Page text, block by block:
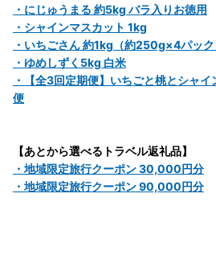
・にじゅうまる 約5kg バラ入りお徳用
・シャインマスカット 1kg
・いちごさん 約1kg（約250g×4パック
・ゆめしずく5kg 白米
・【全3回定期便】いちごと桃とシャ
便
【あとから選べるトラベル返礼品】
・地域限定旅行クーポン 30,000円分
・地域限定旅行クーポン 90,000円分